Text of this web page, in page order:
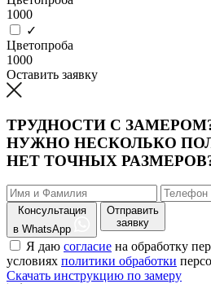
1000
✓
Цветопроба
1000
Оставить заявку
ТРУДНОСТИ С
НУЖНО НЕСКОЛЬКО
НЕТ ТОЧНЫХ
Консультация
в WhatsApp
Отправить
заявку
Я даю согласие на обработку
условиях политики обработки
Скачать инструкцию по замеру